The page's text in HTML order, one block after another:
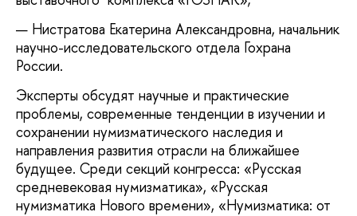
Нистратова Екатерина Александровна, начальник
научно-исследовательского отдела Гохрана
России.
Эксперты обсудят научные и практические
проблемы, современные тенденции в изучении и
сохранении нумизматического наследия и
направления развития отрасли на ближайшее
будущее. Среди секций конгресса: «Русская
средневековая нумизматика», «Русская
нумизматика Нового времени», «Нумизматика: от